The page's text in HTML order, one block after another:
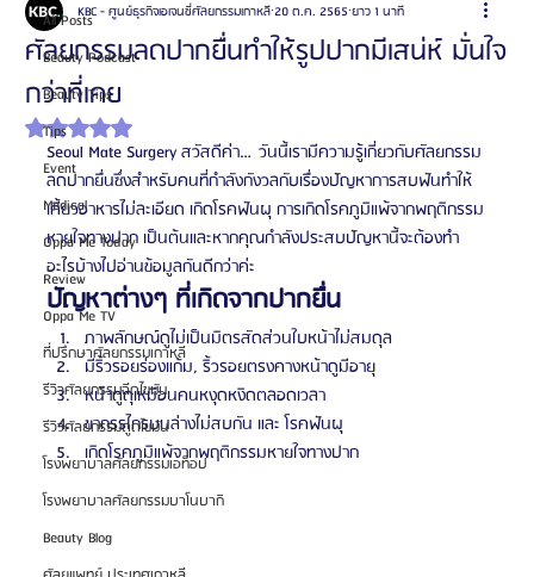
All Posts
Beauty Podcast
Beauty Tips
Tips
Event
Medical
Oppa Me Today
Review
Oppa Me TV
ที่ปรึกษาศัลยกรรมเกาหลี
รีวิวศัลยกรรมฉีดไขมัน
รีวิวศัลยกรรมดูดไขมัน
โรงพยาบาลศัลยกรรมเอท็อป
โรงพยาบาลศัลยกรรมบาโนบากิ
Beauty Blog
ศัลยกรรมลดปากยื่นทำให้รูปปากมีเสน่ห์ มั่นใจ
กว่าที่เคย
KBC - ศูนย์ธุรกิจเอเจนซี่ศัลยกรรมเกาหลี20 ต.ค. 2565 ยาว 1 นาที
ได้รับ NaN เต็ม 5 ดาว
Seoul Mate Surgery สวัสดีค่า…วันนี้เรามีความรู้เกี่ยวกับศัลยกรรม
ลดปากยื่นซึ่งสำหรับคนที่กำลังกังวลกับเรื่องปัญหาการสบฟันทำให้
เคี้ยวอาหารไม่ละเอียด เกิดโรคฟันผุ การเกิดโรคภูมิแพ้จากพฤติกรรม
หายใจทางปาก เป็นต้นและหากคุณกำลังประสบปัญหานี้จะต้องทำ
อะไรบ้างไปอ่านข้อมูลกันดีกว่าค่ะ
ปัญหาต่างๆ ที่เกิดจากปากยื่น
ภาพลักษณ์ดูไม่เป็นมิตรสัดส่วนใบหน้าไม่สมดุล
มีริ้วรอยร่องแก้ม, ริ้วรอยตรงคางหน้าดูมีอายุ
หน้าดูดุเหมือนคนหงุดหงิดตลอดเวลา
ขากรรไกรบนล่างไม่สบกัน และ โรคฟันผุ
เกิดโรคภูมิแพ้จากพฤติกรรมหายใจทางปาก